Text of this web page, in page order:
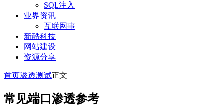
SQL注入
业界资讯
互联网事
新酷科技
网站建设
资源分享
首页渗透测试正文
常见端口渗透参考